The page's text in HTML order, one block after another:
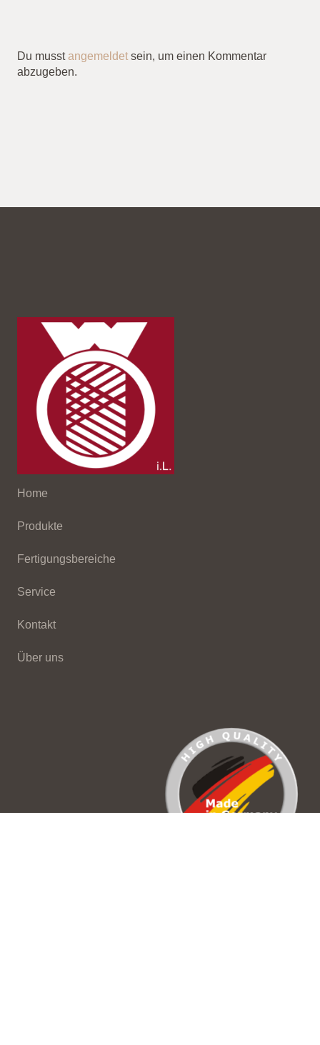
Du musstangemeldet sein, um einen Kommentar
abzugeben.
Home
Produkte
Fertigungsbereiche
Service
Kontakt
Über uns